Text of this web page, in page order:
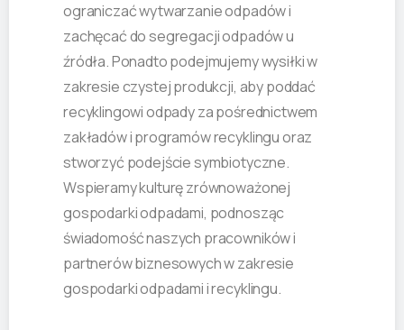
ograniczać wytwarzanie odpadów i
zachęcać do segregacji odpadów u
źródła. Ponadto podejmujemy wysiłki w
zakresie czystej produkcji, aby poddać
recyklingowi odpady za pośrednictwem
zakładów i programów recyklingu oraz
stworzyć podejście symbiotyczne.
Wspieramy kulturę zrównoważonej
gospodarki odpadami, podnosząc
świadomość naszych pracowników i
partnerów biznesowych w zakresie
gospodarki odpadami i recyklingu.